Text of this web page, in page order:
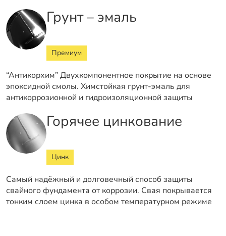
Грунт – эмаль
Премиум
“Антикорхим” Двухкомпонентное покрытие на основе
эпоксидной смолы. Химстойкая грунт-эмаль для
антикоррозионной и гидроизоляционной защиты
Горячее цинкование
Цинк
Самый надёжный и долговечный способ защиты
свайного фундамента от коррозии. Свая покрывается
тонким слоем цинка в особом температурном режиме